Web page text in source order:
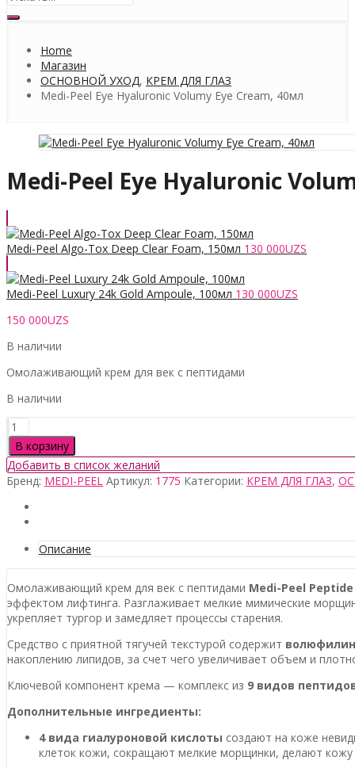
Home
Магазин
ОСНОВНОЙ УХОД, КРЕМ ДЛЯ ГЛАЗ
Medi-Peel Eye Hyaluronic Volumy Eye Cream, 40мл
Medi-Peel Eye Hyaluronic
Medi-Peel Algo-Tox Deep Clear Foam, 150мл 130 000UZS
Medi-Peel Luxury 24k Gold Ampoule, 100мл 130 000UZS
150 000UZS
В наличии
Омолаживающий крем для век с пептидами
В наличии
Количество
товара
Medi-
Peel
Eye
Cream,
В корзину
Добавить в список желаний
Бренд: MEDI-PEEL Артикул: 1775 Категории: КРЕМ ДЛЯ ГЛАЗ,
Описание
Омолаживающий крем для век с пептидами Medi-Peel
эффектом лифтинга. Разглаживает мелкие мимические
укрепляет тургор и замедляет процессы старения.
Средство с приятной тягучей текстурой содержит
накоплению липидов, за счет чего увеличивает объем и
Ключевой компонент крема — комплекс из 9 видов
Дополнительные ингредиенты:
4 вида гиалуроновой кислоты создают на коже
клеток кожи, сокращают мелкие морщинки, делают кожу